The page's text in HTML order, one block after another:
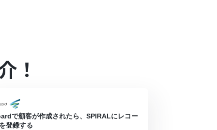
！
で顧客が作成されたら、SPIRALにレコー
登録する